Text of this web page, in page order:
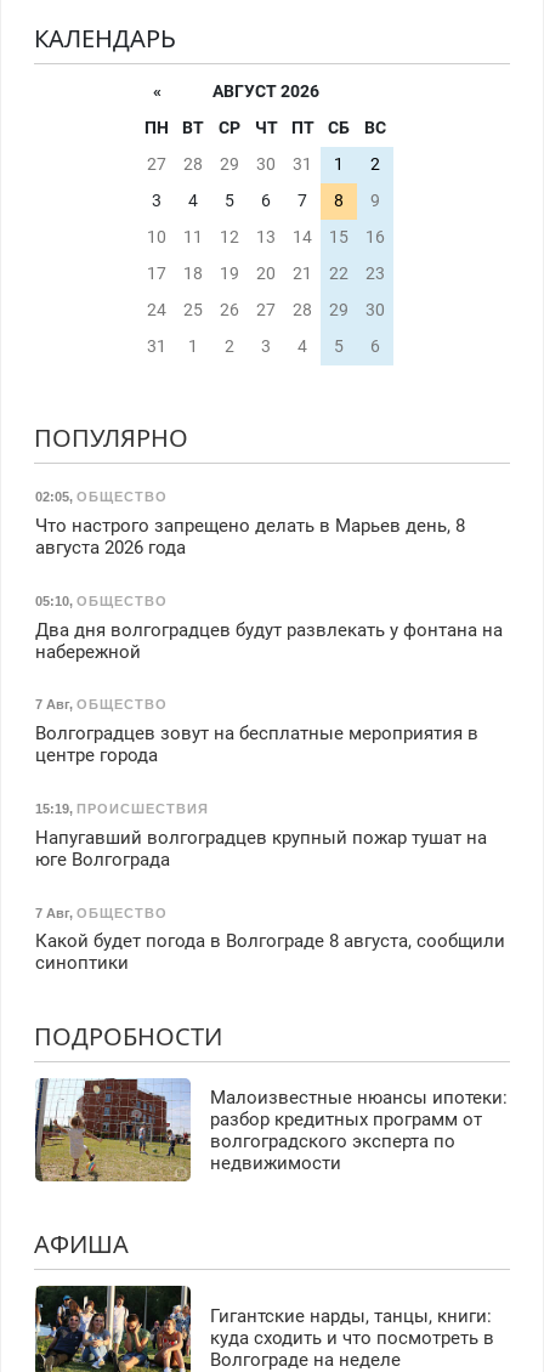
КАЛЕНДАРЬ
«
АВГУСТ 2026
ПН
ВТ СР ЧТ ПТ СБ
ВС
27
28 29 30 31 1
2
3
4 5 6 7 8
9
10
11 12 13 14 15
16
17
18 19 20 21 22
23
24
25 26 27 28 29
30
31
1 2 3 4 5 6
ПОПУЛЯРНО
02:05, ОБЩЕСТВО
Что настрого запрещено делать в Марьев день, 8
августа 2026 года
05:10, ОБЩЕСТВО
Два дня волгоградцев будут развлекать у фонтана на
набережной
7 Авг, ОБЩЕСТВО
Волгоградцев зовут на бесплатные мероприятия в
центре города
15:19, ПРОИСШЕСТВИЯ
Напугавший волгоградцев крупный пожар тушат на
юге Волгограда
7 Авг, ОБЩЕСТВО
Какой будет погода в Волгограде 8 августа, сообщили
синоптики
ПОДРОБНОСТИ
Малоизвестные нюансы ипотеки:
разбор кредитных программ от
волгоградского эксперта по
недвижимости
АФИША
Гигантские нарды, танцы, книги:
куда сходить и что посмотреть в
Волгограде на неделе